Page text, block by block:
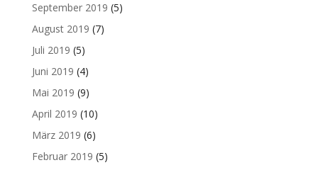
September 2019 (5)
August 2019 (7)
Juli 2019 (5)
Juni 2019 (4)
Mai 2019 (9)
April 2019 (10)
März 2019 (6)
Februar 2019 (5)